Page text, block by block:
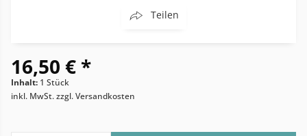
Teilen
16,50 € *
Inhalt: 1 Stück
inkl. MwSt.zzgl. Versandkosten